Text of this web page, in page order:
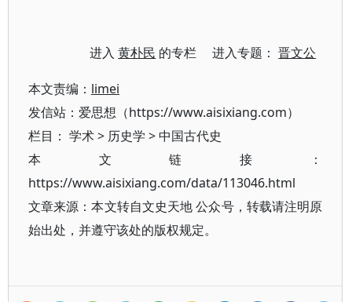
进入黄朴民 的专栏 进入专题：晋文公
本文责编： limei
发信站：爱思想（https://www.aisixiang.com）
栏目： 学术> 历史学 >中国古代史
本文链接：
https://www.aisixiang.com/data/113046.html
文章来源：本文转自文史天地 公众号，转载请注明原
始出处，并遵守该处的版权规定。